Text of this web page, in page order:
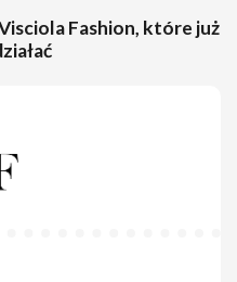
Fashion, które już